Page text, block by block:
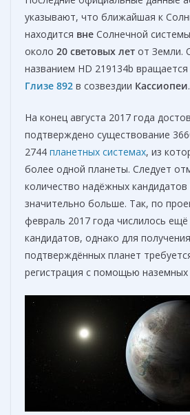
указывают, что ближайшая к
находится вне Солнечной
около 20 световых лет от Земли.
названием HD 219134b вращается
Глизе 892 в созвездии Кассиопеи.
На конец августа 2017 года
подтверждено существование
2744 планетных системах, из
более одной планеты. Следует
количество надёжных кандидатов
значительно больше. Так, по
февраль 2017 года числилось
кандидатов, однако для
подтверждённых планет
регистрация с помощью наземных